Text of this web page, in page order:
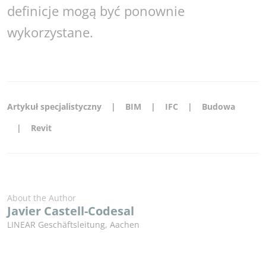
definicje mogą być ponownie
wykorzystane.
Artykuł specjalistyczny BIM IFC
Budowa
Revit
About the Author
Javier Castell-Codesal
LINEAR Geschäftsleitung, Aachen